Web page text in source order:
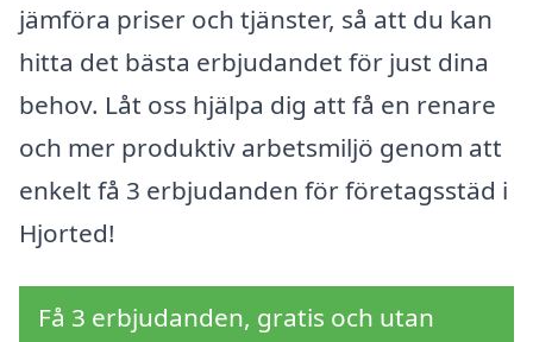
jämföra priser och tjänster, så att du kan
hitta det bästa erbjudandet för just dina
behov. Låt oss hjälpa dig att få en renare
och mer produktiv arbetsmiljö genom att
enkelt få 3 erbjudanden för företagsstäd i
Hjorted!
Få 3 erbjudanden, gratis och utan